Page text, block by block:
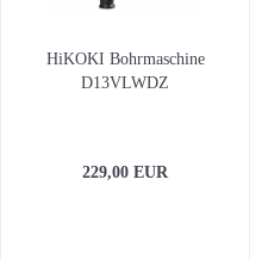
HiKOKI Bohrmaschine
D13VLWDZ
229,00 EUR